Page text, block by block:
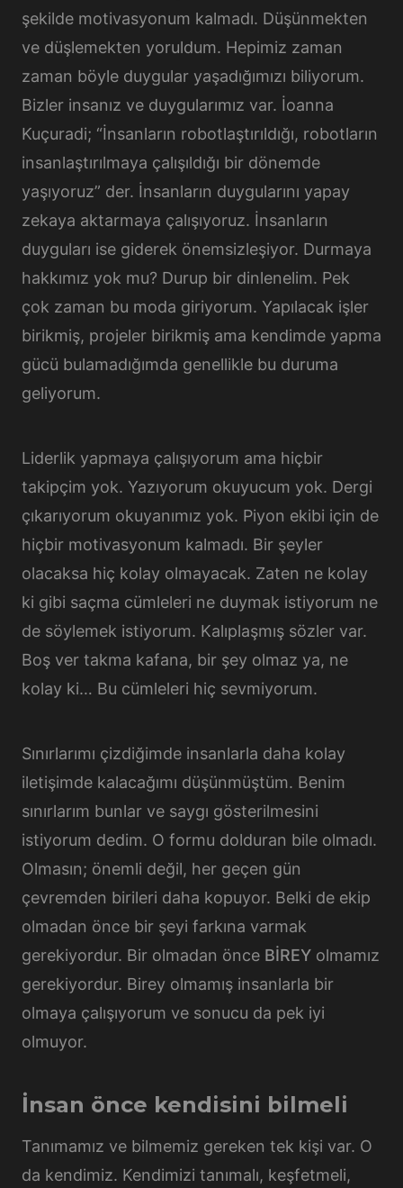
şekilde motivasyonum kalmadı. Düşünmekten
ve düşlemekten yoruldum. Hepimiz zaman
zaman böyle duygular yaşadığımızı biliyorum.
Bizler insanız ve duygularımız var. İoanna
Kuçuradi; “İnsanların robotlaştırıldığı, robotların
insanlaştırılmaya çalışıldığı bir dönemde
yaşıyoruz” der. İnsanların duygularını yapay
zekaya aktarmaya çalışıyoruz. İnsanların
duyguları ise giderek önemsizleşiyor. Durmaya
hakkımız yok mu? Durup bir dinlenelim. Pek
çok zaman bu moda giriyorum. Yapılacak işler
birikmiş, projeler birikmiş ama kendimde yapma
gücü bulamadığımda genellikle bu duruma
geliyorum.
Liderlik yapmaya çalışıyorum ama hiçbir
takipçim yok. Yazıyorum okuyucum yok. Dergi
çıkarıyorum okuyanımız yok. Piyon ekibi için de
hiçbir motivasyonum kalmadı. Bir şeyler
olacaksa hiç kolay olmayacak. Zaten ne kolay
ki gibi saçma cümleleri ne duymak istiyorum ne
de söylemek istiyorum. Kalıplaşmış sözler var.
Boş ver takma kafana, bir şey olmaz ya, ne
kolay ki… Bu cümleleri hiç sevmiyorum.
Sınırlarımı çizdiğimde insanlarla daha kolay
iletişimde kalacağımı düşünmüştüm. Benim
sınırlarım bunlar ve saygı gösterilmesini
istiyorum dedim. O formu dolduran bile olmadı.
Olmasın; önemli değil, her geçen gün
çevremden birileri daha kopuyor. Belki de ekip
olmadan önce bir şeyi farkına varmak
gerekiyordur. Bir olmadan önce BİREY olmamız
gerekiyordur. Birey olmamış insanlarla bir
olmaya çalışıyorum ve sonucu da pek iyi
olmuyor.
İnsan önce kendisini bilmeli
Tanımamız ve bilmemiz gereken tek kişi var. O
da kendimiz. Kendimizi tanımalı, keşfetmeli,